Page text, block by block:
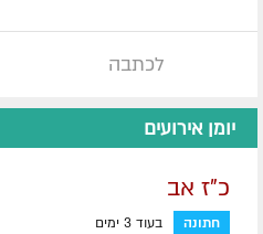
לכתבה
יומן אירועים
כ"ז אב
חתונה בעוד 3 ימים